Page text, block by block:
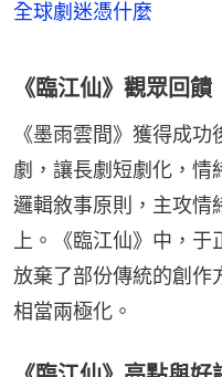
全球劇迷憑什麼
《臨江仙》觀眾回饋
《墨雨雲間》獲得成
劇，讓長劇短劇化，情
邏輯敘事原則，主攻情
上。《臨江仙》中，
放棄了部份傳統的創作
相當兩極化。